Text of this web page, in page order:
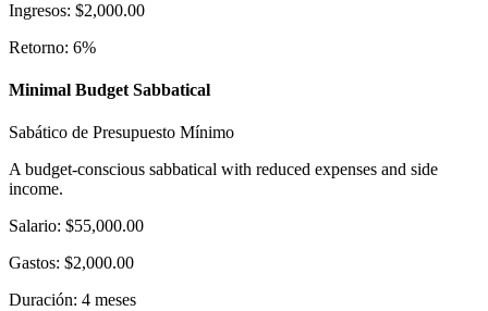
Ingresos: $2,000.00
Retorno: 6%
Minimal Budget Sabbatical
Sabático de Presupuesto Mínimo
A budget-conscious sabbatical with reduced expenses and side
income.
Salario: $55,000.00
Gastos: $2,000.00
Duración: 4 meses